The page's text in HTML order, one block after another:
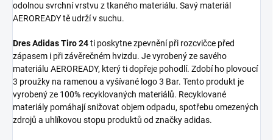
odolnou svrchní vrstvu z tkaného materiálu. Savý materiál
AEROREADY tě udrží v suchu.
Dres Adidas Tiro 24ti poskytne zpevnění při rozcvičce před
zápasem i při závěrečném hvizdu. Je vyrobený ze savého
materiálu AEROREADY, který ti dopřeje pohodlí. Zdobí ho plovoucí
3 proužky na ramenou a vyšívané logo 3 Bar. Tento produkt je
vyrobený ze 100% recyklovaných materiálů. Recyklované
materiály pomáhají snižovat objem odpadu, spotřebu omezených
zdrojů a uhlíkovou stopu produktů od značky adidas.